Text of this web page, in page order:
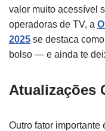
valor muito acessível
operadoras de TV, a
2025 se destaca
bolso — e ainda te
Atualizações
Outro fator importante